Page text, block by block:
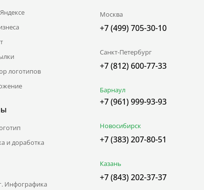
логотипов
и доработка
Инфографика
Москва
+7 (499) 705-30-10
Санкт-Петербург
+7 (812) 600-77-33
Барнаул
+7 (961) 999-93-93
Новосибирск
+7 (383) 207-80-51
Казань
+7 (843) 202-37-37